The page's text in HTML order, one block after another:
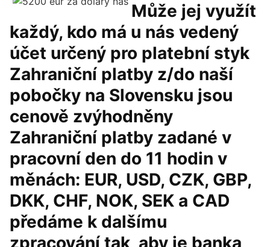
Může jej využít
každý, kdo má u nás vedený
účet určený pro platební styk
Zahraniční platby z/do naší
pobočky na Slovensku jsou
cenově zvýhodněny
Zahraniční platby zadané v
pracovní den do 11 hodin v
měnách: EUR, USD, CZK, GBP,
DKK, CHF, NOK, SEK a CAD
předáme k dalšímu
zpracování tak, aby je banka